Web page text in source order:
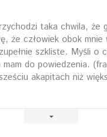
taka chwila, że
że człowiek obok mnie
szkliste. Myśli o
mam do powiedzenia.
akapitach niż